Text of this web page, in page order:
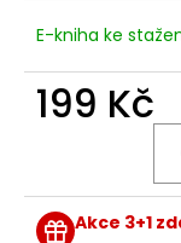
E-kniha ke
199 Kč
Akce 3+1
p
o